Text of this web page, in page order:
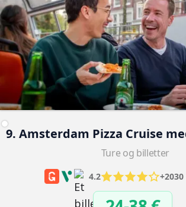
9. Amsterdam Pizza Cruise
Ture og billetter
4.2